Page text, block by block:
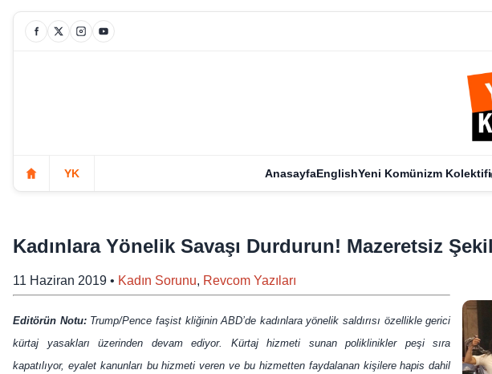
YK AnasayfaEnglishYeni Komünizm Kolektifi
Kadınlara Yönelik Savaşı Durdurun! Mazeretsiz
11 Haziran 2019 • Kadın Sorunu, Revcom Yazıları
Editörün Notu:Trump/Pence faşist kliğinin ABD’de kadınlara yönelik saldırısı özellikle gerici
kürtaj yasakları üzerinden devam ediyor. Kürtaj hizmeti sunan poliklinikler peşi sıra
kapatılıyor, eyalet kanunları bu hizmeti veren ve bu hizmetten faydalanan kişilere hapis dahil